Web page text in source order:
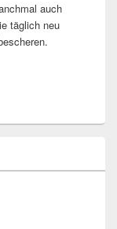
auch
täglich neu